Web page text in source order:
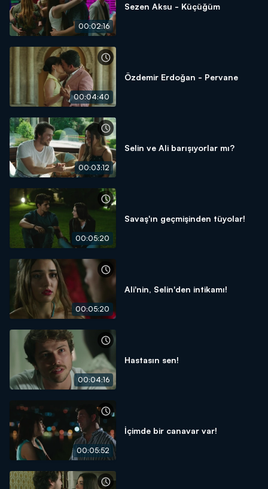
00:02:16
Sezen Aksu - Küçüğüm
00:04:40
Özdemir Erdoğan - Pervane
00:03:12
Selin ve Ali barışıyorlar mı?
00:05:20
Savaş'ın geçmişinden tüyolar!
00:05:20
Ali'nin, Selin'den intikamı!
00:04:16
Hastasın sen!
00:05:52
İçimde bir canavar var!